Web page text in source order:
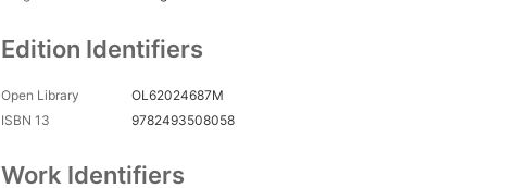
Edition Identifiers
Open Library
OL62024687M
ISBN 13
9782493508058
Work Identifiers